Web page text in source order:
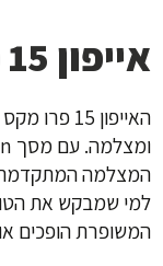
אייפון 15 פרו מקס
האייפון
למי שמבקש את
המשופרת הופכים